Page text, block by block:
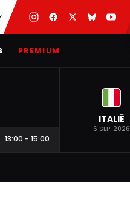
PREMIUM
13:00 - 15:00
ITALIË
6 SEP. 2026